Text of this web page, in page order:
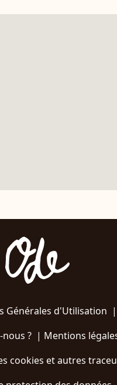
Générales d'Utilisation |
?| Mentions
cookies et autres